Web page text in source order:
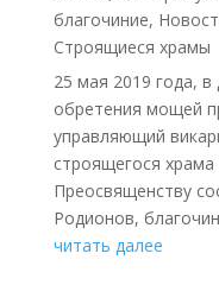
благочиние,
Строящиеся храмы
25 мая 2019 года,
обретения мощей
управляющий
строящегося
Преосвященству
Родионов,
читать далее